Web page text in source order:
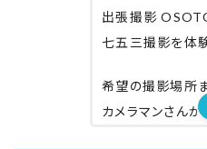
ほんとに頼んで
出張撮影
七五三撮影を体
希望の撮影場所
カメラマンさんが